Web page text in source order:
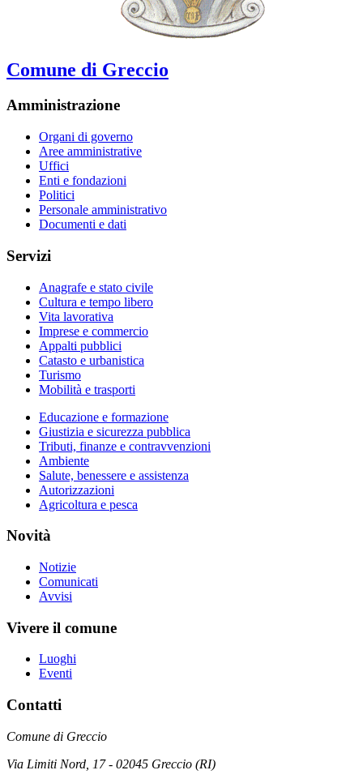
Comune di Greccio
Amministrazione
Organi di governo
Aree amministrative
Uffici
Enti e fondazioni
Politici
Personale amministrativo
Documenti e dati
Servizi
Anagrafe e stato civile
Cultura e tempo libero
Vita lavorativa
Imprese e commercio
Appalti pubblici
Catasto e urbanistica
Turismo
Mobilità e trasporti
Educazione e formazione
Giustizia e sicurezza pubblica
Tributi, finanze e contravvenzioni
Ambiente
Salute, benessere e assistenza
Autorizzazioni
Agricoltura e pesca
Novità
Notizie
Comunicati
Avvisi
Vivere il comune
Luoghi
Eventi
Contatti
Comune di Greccio
Via Limiti Nord, 17 - 02045 Greccio (RI)